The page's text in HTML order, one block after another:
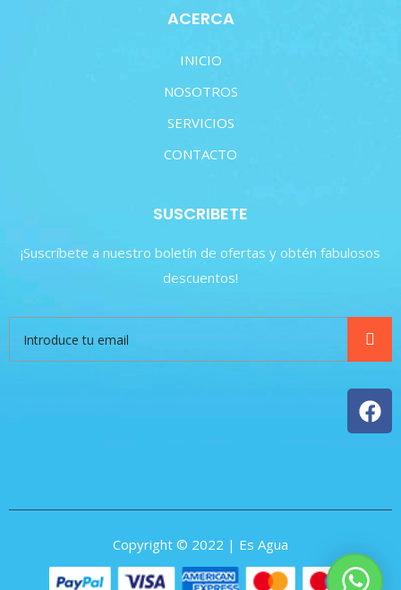
ACERCA
INICIO
NOSOTROS
SERVICIOS
CONTACTO
SUSCRIBETE
¡Suscríbete a nuestro boletín de ofertas y obtén fabulosos
descuentos!
Copyright © 2022 | Es Agua